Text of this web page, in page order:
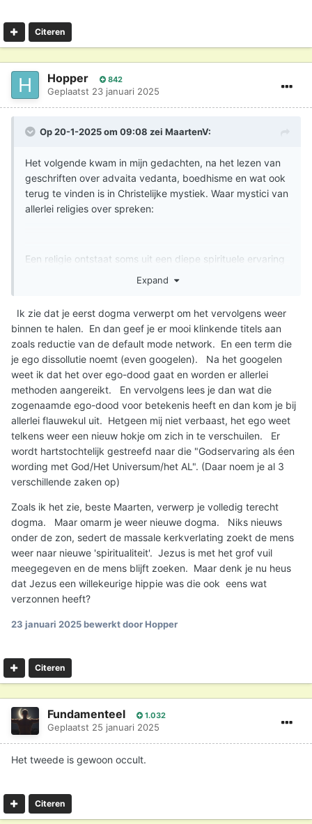
praktijken.
Citeren
Hopper 842
Geplaatst 23 januari 2025
Op 20-1-2025 om 09:08 zei MaartenV:
Het volgende kwam in mijn gedachten, na het lezen van
geschriften over advaita vedanta, boedhisme en wat ook
terug te vinden is in Christelijke mystiek. Waar mystici van
allerlei religies over spreken:
Een religie ontstaat soms uit een diepe spirituele ervaring
met een ego-interpretatie achteraf van die ervaring en
heeft gelovigen en volgers die deze spirituele ervaring
Een spirituele leraar daarentegen zet zoekenden zelf aan
tot hun eigen spirituele ervaring via spirituele praktijken
die de beoefenaar leiden tot de Godservaring.
Zoals yoga, meditatie, ademwerk, mantra's herhalen,
chanting, psychedelica, sensorische deprivatie, diep in
Griekse grotten, trance dancing zoals de dancing
dervishes, rituele dansen met ritmische muziek zoals
Indianen doen, enzovoort.
Het eerste is dogma, het tweede is het ego leren loslaten
via die technieken die inwerken op de hersenen via
reductie van de default mode network en zo leidt tot ego
dissollutie om zo zonder tussenpersonen zelf één te
worden met het Al en zo de Godservaring als éen wording
met God/Het Universum/het AL zelf te ervaren, zonder
dogma's of priesters of een hiërarchie.
Dat is het verschil tussen dogmatische religie en spirituele
Expand
Ik zie dat je eerst dogma verwerpt om het vervolgens weer
binnen te halen. En dan geef je er mooi klinkende titels aan
zoals reductie van de default mode network. En een term die
je ego dissollutie noemt (even googelen). Na het googelen
weet ik dat het over ego-dood gaat en worden er allerlei
methoden aangereikt. En vervolgens lees je dan wat die
zogenaamde ego-dood voor betekenis heeft en dan kom je bij
allerlei flauwekul uit. Hetgeen mij niet verbaast, het ego weet
telkens weer een nieuw hokje om zich in te verschuilen. Er
wordt hartstochtelijk gestreefd naar die "Godservaring als éen
wording met God/Het Universum/het AL". (Daar noem je al 3
verschillende zaken op)
Zoals ik het zie, beste Maarten, verwerp je volledig terecht
dogma. Maar omarm je weer nieuwe dogma. Niks nieuws
onder de zon, sedert de massale kerkverlating zoekt de mens
weer naar nieuwe 'spiritualiteit'. Jezus is met het grof vuil
meegegeven en de mens blijft zoeken. Maar denk je nu heus
dat Jezus een willekeurige hippie was die ook eens wat
verzonnen heeft?
23 januari 2025bewerkt door Hopper
Citeren
Fundamenteel 1.032
Geplaatst 25 januari 2025
Het tweede is gewoon occult.
Citeren